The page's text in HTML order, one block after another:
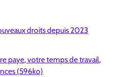
droits depuis 2023
paye, votre temps de travail,
(596ko)